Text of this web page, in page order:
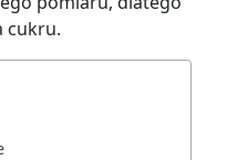
cukru.